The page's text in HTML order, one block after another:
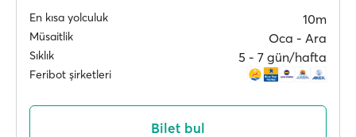
En kısa yolculuk 10m
Müsaitlik Oca ‐ Ara
Sıklık 5 ‐ 7 gün/hafta
Feribot şirketleri
Bilet bul